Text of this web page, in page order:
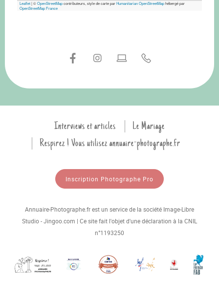
Leaflet|©OpenStreetMapcontributeurs, style de carte parHumanitarian OpenStreetMaphébergé par
OpenStreetMap France
Interviews et articles
Le Mariage
Respirez ! Vous utilisez annuaire-photographe.fr
Inscription Photographe Pro
Annuaire-Photographe.fr est un service de la société Image-Libre
Studio - Jingoo.com | Ce site fait l'objet d'une déclaration à la CNIL
n°1193250